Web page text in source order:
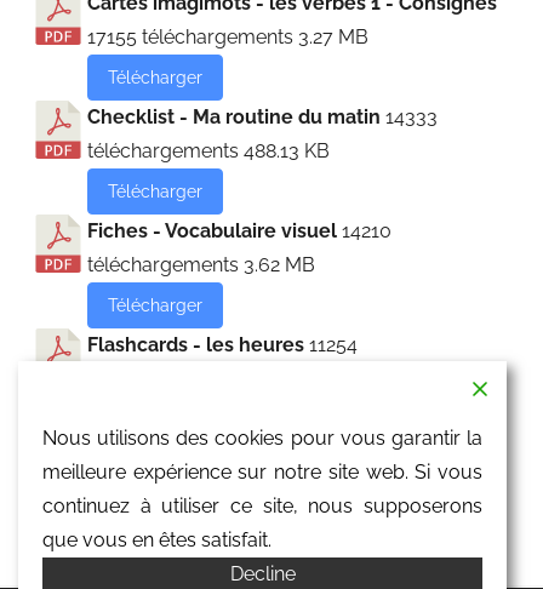
17155 téléchargements 3.27 MB
Télécharger
Checklist - Ma routine du matin 14333
téléchargements 488.13 KB
Télécharger
Fiches - Vocabulaire visuel 14210
téléchargements 3.62 MB
Télécharger
Flashcards - les heures 11254
Flashcards - les parties du corps 10947
téléchargements
230.65 KB
Télécharger
Nous utilisons des cookies pour vous garantir la
meilleure expérience sur notre site web. Si vous
continuez à utiliser ce site, nous supposerons
que vous en êtes satisfait.
Decline